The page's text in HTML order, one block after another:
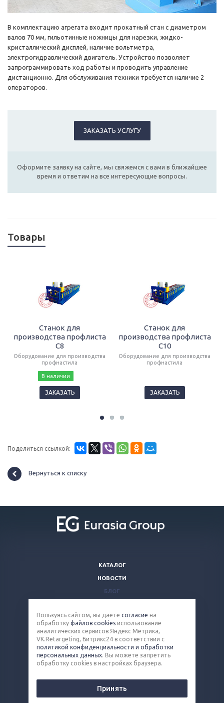
В комплектацию агрегата входит прокатный стан с диаметром
валов 70 мм, гильотинные ножницы для нарезки, жидко-
кристаллический дисплей, наличие вольтметра,
электрогидравлический двигатель. Устройство позволяет
запрограммировать ход работы и проводить управление
дистанционно. Для обслуживания техники требуется наличие 2
операторов.
ЗАКАЗАТЬ УСЛУГУ
Оформите заявку на сайте, мы свяжемся с вами в ближайшее
время и ответим на все интересующие вопросы.
Товары
Станок для
производства профлиста
C8
Оборудование для производства
профнастила
В наличии
ЗАКАЗАТЬ
Станок для
производства профлиста
C10
Оборудование для производства
профнастила
ЗАКАЗАТЬ
Поделиться ссылкой:
Вернуться к списку
© 2026 Все права защищены.
КАТАЛОГ
НОВОСТИ
БЛОГ
КОМПАНИЯ
КОНТАКТЫ
8 (800) 100-90-13
steel@eq-mail.ru
Пользуясь сайтом, вы даете согласие на
обработку файлов cookies использование
аналитических сервисов Яндекс Метрика,
VK.Retargeting, Битрикс24 в соответствии с
политикой конфиденциальности и обработки
персональных данных. Вы можете запретить
обработку cookies в настройках браузера.
Принять